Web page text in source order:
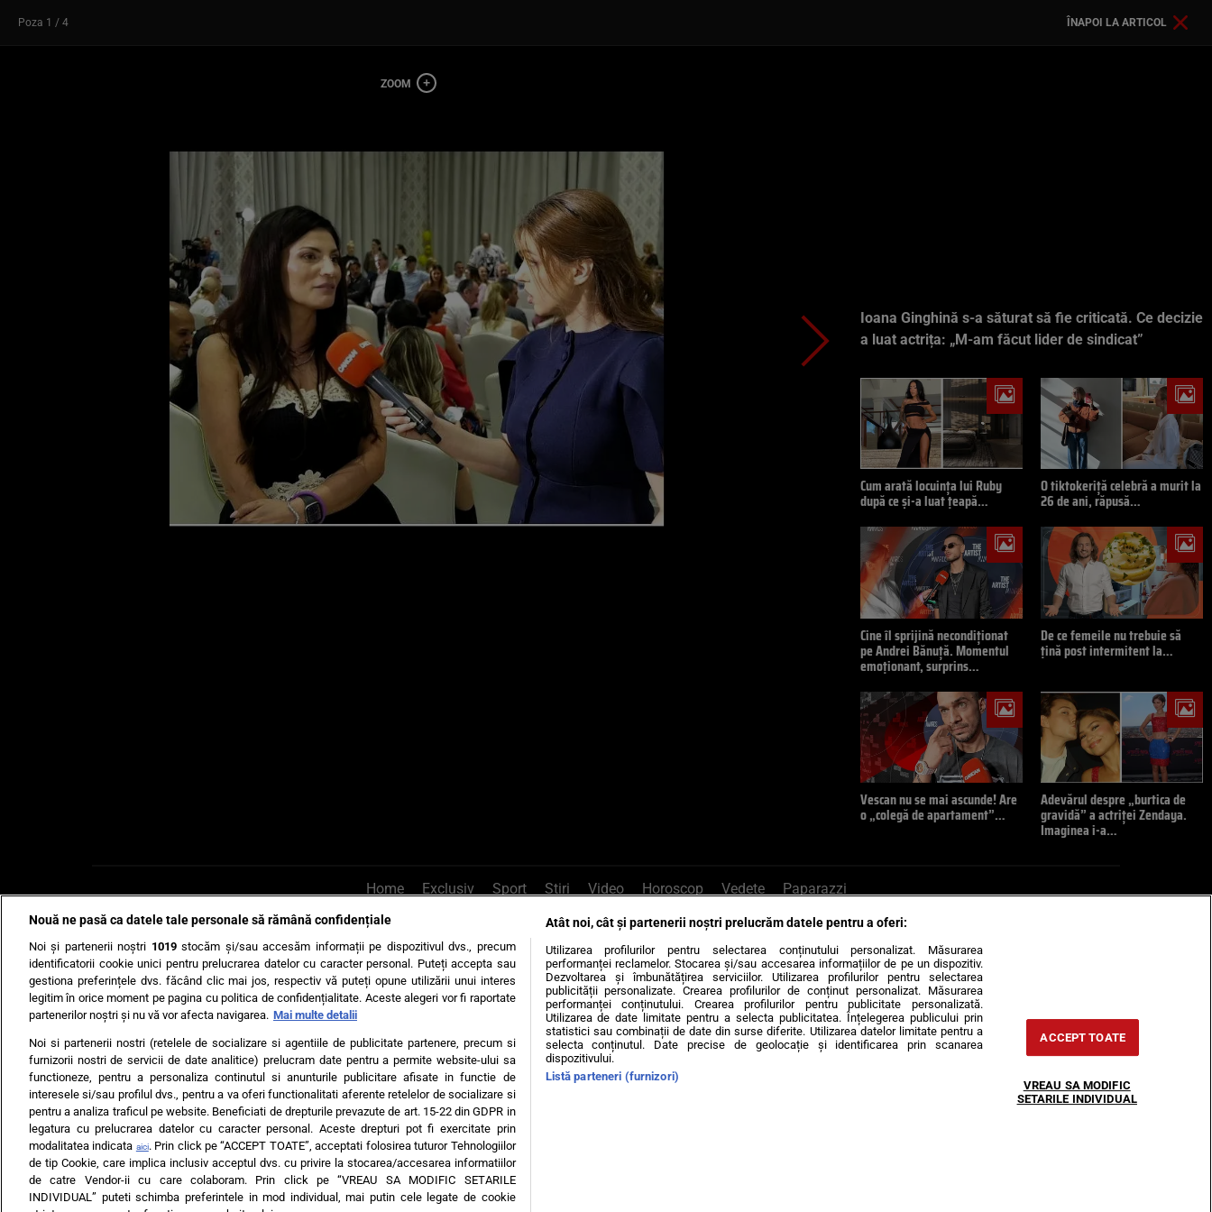
Poza 1 / 4 ÎNAPOI LA ARTICOL
Ioana Ginghină s-a săturat să fie criticată. Ce decizie
a luat actrița: „M-am făcut lider de sindicat”
Cum arată locuința lui Ruby
după ce și-a luat țeapă…
O tiktokeriță celebră a murit la
26 de ani, răpusă…
Cine îl sprijină necondiționat
pe Andrei Bănuță. Momentul
emoționant, surprins…
De ce femeile nu trebuie să
țină post intermitent la…
Vescan nu se mai ascunde! Are
o „colegă de apartament”…
Adevărul despre „burtica de
gravidă” a actriței Zendaya.
Imaginea i-a…
Home Exclusiv Sport Știri Video Horoscop Vedete Paparazzi
AI UN PONT? Scrie-ne pe Whatsapp, sună la 0741226226 sau trimite mail la pont@cancan.ro
Știri interne Știri externe Politică
Ultimele stiri Diete Insula Iubirii Dictionar de vise LIFE STYLE Horoscop
Echipa editorială Termeni si condiții Politica de confidențialitate
Nouă ne pasă ca datele tale personale să rămână confidențiale
Noi și partenerii noștri 1019stocăm și/sau accesăm informații pe dispozitivul dvs., precum
identificatorii cookie unici pentru prelucrarea datelor cu caracter personal. Puteți accepta sau
gestiona preferințele dvs. făcând clic mai jos, respectiv vă puteți opune utilizării unui interes
legitim în orice moment pe pagina cu politica de confidențialitate. Aceste alegeri vor fi raportate
partenerilor noștri și nu vă vor afecta navigarea. Mai multe detalii
Noi si partenerii nostri (retelele de socializare si agentiile de publicitate partenere, precum si
furnizorii nostri de servicii de date analitice) prelucram date pentru a permite website-ului sa
functioneze, pentru a personaliza continutul si anunturile publicitare afisate in functie de
interesele si/sau profilul dvs., pentru a va oferi functionalitati aferente retelelor de socializare si
pentru a analiza traficul pe website. Beneficiati de drepturile prevazute de art. 15-22 din GDPR in
legatura cu prelucrarea datelor cu caracter personal. Aceste drepturi pot fi exercitate prin
modalitatea indicata aici. Prin click pe “ACCEPT TOATE”, acceptati folosirea tuturor Tehnologiilor
de tip Cookie, care implica inclusiv acceptul dvs. cu privire la stocarea/accesarea informatiilor
de catre Vendor-ii cu care colaboram. Prin click pe “VREAU SA MODIFIC SETARILE
INDIVIDUAL” puteti schimba preferintele in mod individual, mai putin cele legate de cookie
Atât noi, cât și partenerii noștri prelucrăm datele pentru a oferi:
Utilizarea profilurilor pentru selectarea conținutului personalizat. Măsurarea
performanței reclamelor. Stocarea și/sau accesarea informațiilor de pe un dispozitiv.
Dezvoltarea și îmbunătățirea serviciilor. Utilizarea profilurilor pentru selectarea
publicității personalizate. Crearea profilurilor de conținut personalizat. Măsurarea
performanței conținutului. Crearea profilurilor pentru publicitate personalizată.
Utilizarea de date limitate pentru a selecta publicitatea. Înțelegerea publicului prin
statistici sau combinații de date din surse diferite. Utilizarea datelor limitate pentru a
selecta conținutul. Date precise de geolocație și identificarea prin scanarea
dispozitivului.
Listă parteneri (furnizori)
ACCEPT TOATE
VREAU SA MODIFIC
SETARILE INDIVIDUAL